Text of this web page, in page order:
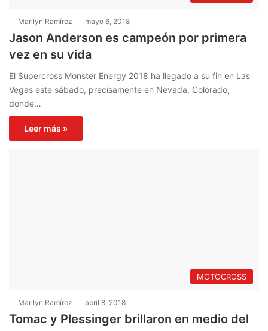
Marilyn Ramírez mayo 6, 2018
Jason Anderson es campeón por primera
vez en su vida
El Supercross Monster Energy 2018 ha llegado a su fin en Las
Vegas este sábado, precisamente en Nevada, Colorado,
donde…
Leer más »
MOTOCROSS
Marilyn Ramírez abril 8, 2018
Tomac y Plessinger brillaron en medio del